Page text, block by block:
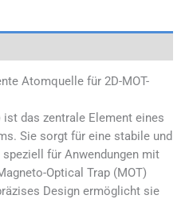
Atomquelle für 2D-MOT-
ist das zentrale Element eines
Sie sorgt für eine stabile und
für Anwendungen mit
Optical Trap (MOT)
Design ermöglicht sie